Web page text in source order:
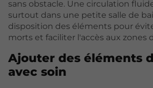
sans obstacle. Une circulation
surtout dans une petite salle de
disposition des éléments pour
morts et faciliter l'accès aux zones
Ajouter des éléments
avec soin